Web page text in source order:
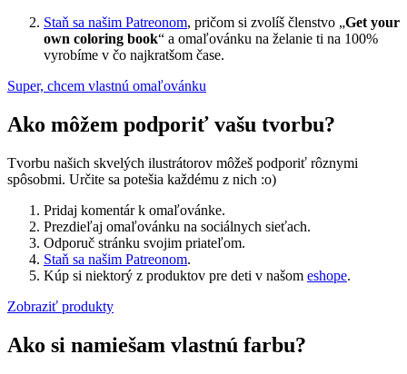
Staň sa našim Patreonom, pričom si zvolíš členstvo „Get your
own coloring book“ a omaľovánku na želanie ti na 100%
vyrobíme v čo najkratšom čase.
Super, chcem vlastnú omaľovánku
Ako môžem podporiť vašu tvorbu?
Tvorbu našich skvelých ilustrátorov môžeš podporiť rôznymi
spôsobmi. Určite sa potešia každému z nich :o)
Pridaj komentár k omaľovánke.
Prezdieľaj omaľovánku na sociálnych sieťach.
Odporuč stránku svojim priateľom.
Staň sa našim Patreonom.
Kúp si niektorý z produktov pre deti v našom eshope.
Zobraziť produkty
Ako si namiešam vlastnú farbu?